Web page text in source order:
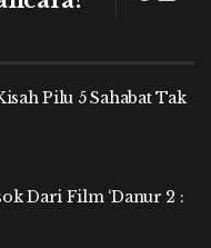
Pilu 5 Sahabat Tak
Dari Film ‘Danur 2 :